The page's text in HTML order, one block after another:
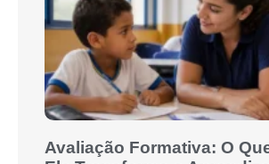
Avaliação Formativa: O